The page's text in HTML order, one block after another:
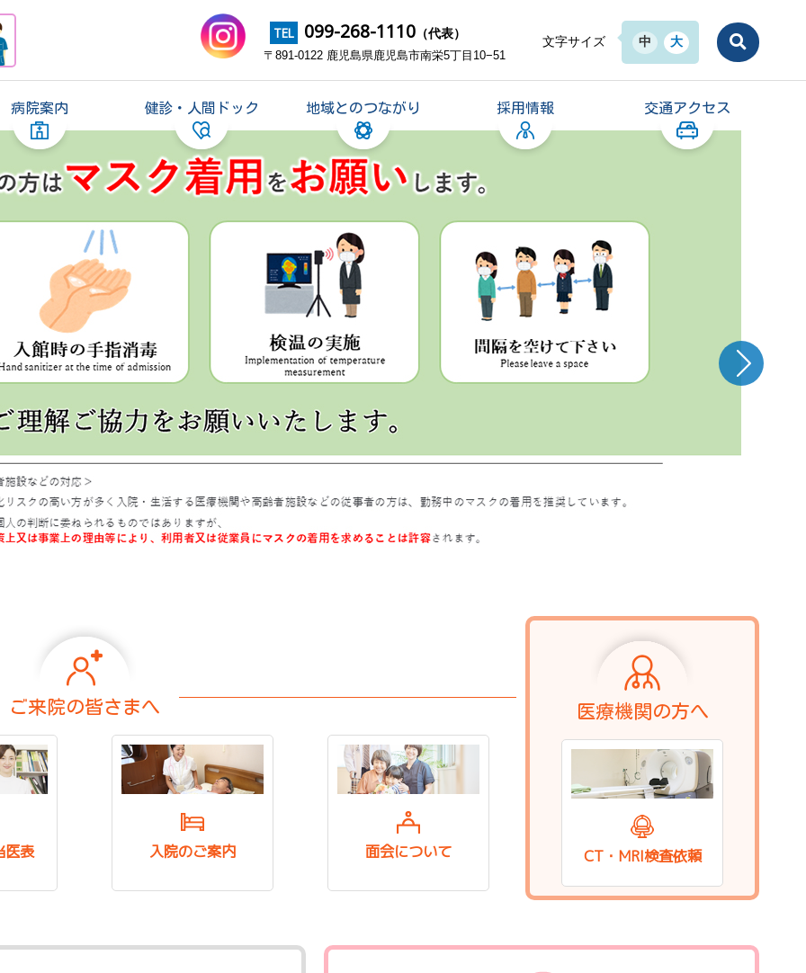
TEL 099-268-1110（代表）
〒891-0122 鹿児島県鹿児島市南栄5丁目10−51
文字サイズ 中 大
病院案内 健診・人間ドック 地域とのつながり 採用情報 交通アクセス
ご来院の皆さまへ
医表 入院のご案内 面会について
医療機関の方へ
CT・MRI検査依頼